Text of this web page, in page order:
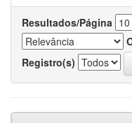
Resultados/Página
Registro(s)